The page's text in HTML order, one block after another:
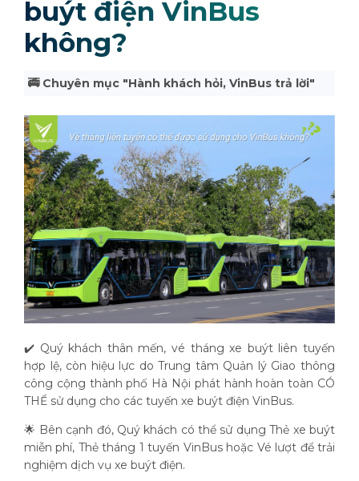
buýt điện VinBus
không?
🚎 Chuyên mục "Hành khách hỏi, VinBus trả lời"
✔️ Quý khách thân mến, vé tháng xe buýt liên tuyến
hợp lệ, còn hiệu lực do Trung tâm Quản lý Giao thông
công cộng thành phố Hà Nội phát hành hoàn toàn CÓ
THỂ sử dụng cho các tuyến xe buýt điện VinBus.
🌟 Bên cạnh đó, Quý khách có thể sử dụng Thẻ xe buýt
miễn phí, Thẻ tháng 1 tuyến VinBus hoặc Vé lượt để trải
nghiệm dịch vụ xe buýt điện.